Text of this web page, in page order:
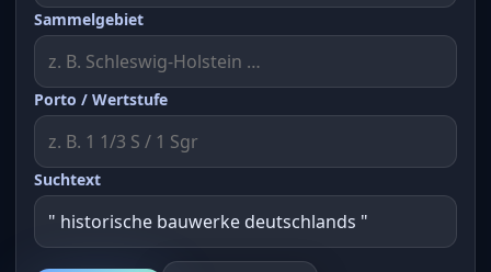
Sammelgebiet
Porto / Wertstufe
Suchtext